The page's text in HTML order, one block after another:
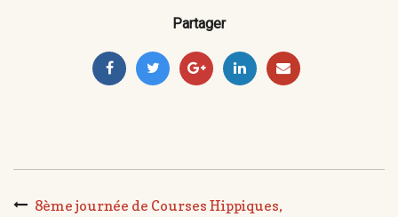
Partager
8ème journée de Courses Hippiques,